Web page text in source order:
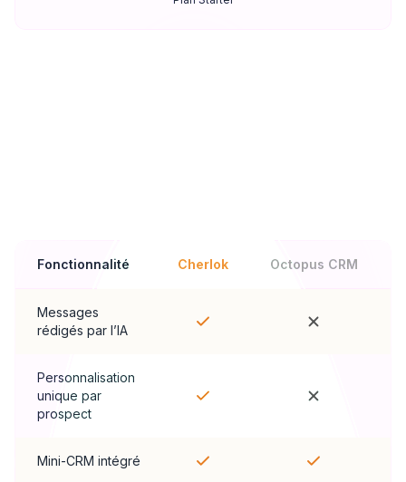
Fonctionnalité Cherlok Octopus CRM
Messages
rédigés par l’IA
Personnalisation
unique par
prospect
Mini-CRM intégré